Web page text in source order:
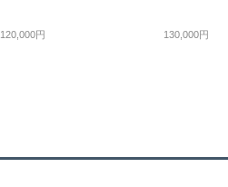
120,000円 130,000円